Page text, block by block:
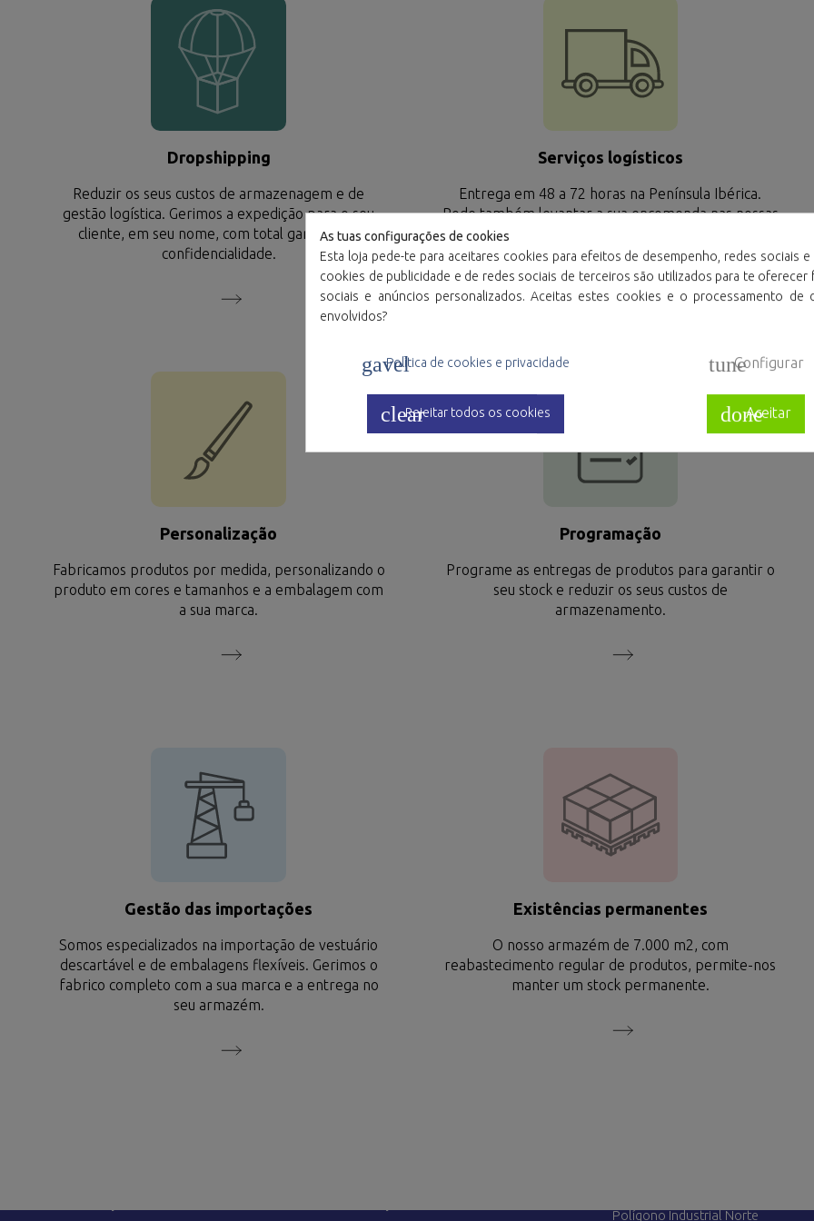
Dropshipping
Reduzir os seus custos de armazenagem e de
gestão logística. Gerimos a expedição para o seu
cliente, em seu nome, com total garantia de
confidencialidade.
Serviços logísticos
Entrega em 48 a 72 horas na Península Ibérica.
Pode também levantar a sua encomenda nas nossas
instalações ou enviá-la diretamente ao seu cliente.
Personalização
Fabricamos produtos por medida, personalizando o
produto em cores e tamanhos e a embalagem com
a sua marca.
Programação
Programe as entregas de produtos para garantir o
seu stock e reduzir os seus custos de
armazenamento.
Gestão das importações
Somos especializados na importação de vestuário
descartável e de embalagens flexíveis. Gerimos o
fabrico completo com a sua marca e a entrega no
seu armazém.
Existências permanentes
O nosso armazém de 7.000 m2, com
reabastecimento regular de produtos, permite-nos
manter um stock permanente.
Polígono Industrial Norte
As tuas configurações de cookies
Esta loja pede-te para aceitares cookies para efeitos de desempenho, redes sociais e
cookies de publicidade e de redes sociais de terceiros são utilizados para te oferecer
sociais e anúncios personalizados. Aceitas estes cookies e o processamento de
envolvidos?
gavel
Política de cookies e privacidade tuneConfigurar
clearRejeitar todos os cookies doneAceitar